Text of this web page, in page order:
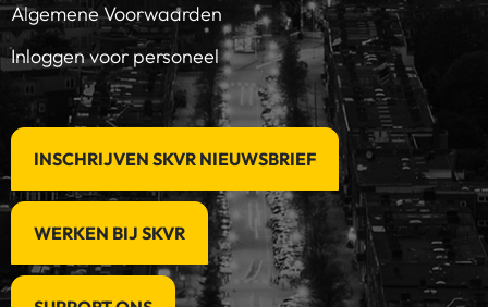
Algemene Voorwaarden
Inloggen voor personeel
INSCHRIJVEN SKVR NIEUWSBRIEF
WERKEN BIJ SKVR